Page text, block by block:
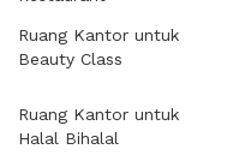
Ruang Kantor untuk
Beauty Class
Ruang Kantor untuk
Halal Bihalal